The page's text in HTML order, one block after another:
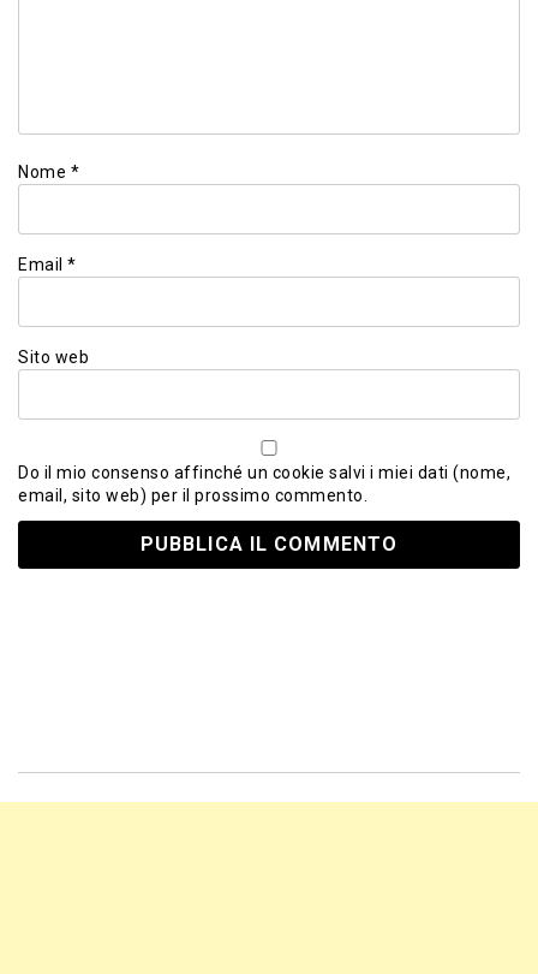
Nome *
Email *
Sito web
Do il mio consenso affinché un cookie salvi i miei dati (nome,
email, sito web) per il prossimo commento.